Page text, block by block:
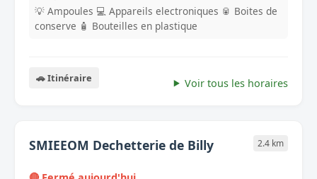
💡 Ampoules 💻 Appareils electroniques 🥫 Boites de
conserve 🧴 Bouteilles en plastique
🚗 Itinéraire Voir tous les horaires
SMIEEOM Dechetterie de Billy 2.4 km